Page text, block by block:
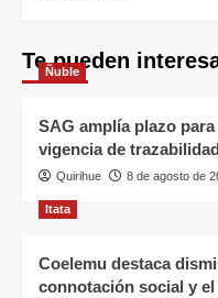
Te pueden
Ñuble
SAG amplía plazo
vigencia de
Quirihue 8 de agosto de
Itata
Coelemu destaca
connotación social y